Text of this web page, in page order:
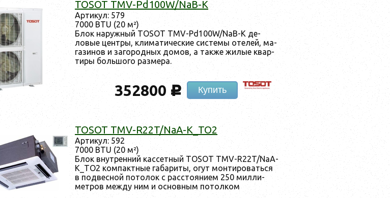
TOSOT TMV-Pd100W/NaB-K
Ар­ти­кул: 579
7000 BTU (20 м²)
Блок на­руж­ный TOSOT TMV-Pd100W/NaB-K де­
ловые цен­тры, кли­мати­чес­кие сис­те­мы оте­лей, ма­
гази­нов и за­город­ных до­мов, а так­же жи­лые квар­
ти­ры боль­шо­го раз­ме­ра.
352800 c Купить
TOSOT TMV-R22T/NaA-K_TO2
Ар­ти­кул: 592
7000 BTU (20 м²)
Блок внут­ренний кас­сетный TOSOT TMV-R22T/NaA-
K_TO2 ком­пак­тные га­бари­ты, огут мон­ти­ровать­ся
в под­весной по­толок с рас­сто­яни­ем 250 мил­ли­
мет­ров меж­ду ним и ос­новным по­тол­ком